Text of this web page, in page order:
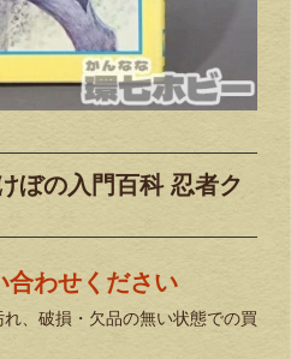
ぼの入門百科 忍者ク
合わせください
、破損・欠品の無い状態での買